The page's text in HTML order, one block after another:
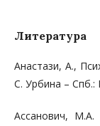
Литература
Анастази, А.,
С. Урбина – Спб.:
Ассанович, М.А.